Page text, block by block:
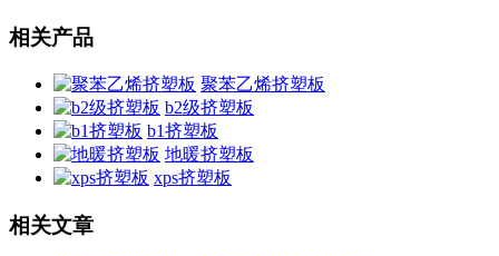
相关产品
聚苯乙烯挤塑板
b2级挤塑板
b1挤塑板
地暖挤塑板
xps挤塑板
相关文章